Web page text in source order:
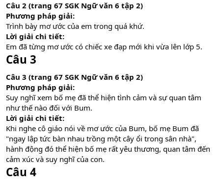
Câu 2 (trang 67 SGK Ngữ văn 6 tập 2)
Phương pháp giải:
Trình bày mơ ước của em trong quá khứ.
Lời giải chi tiết:
Em đã từng mơ ước có chiếc xe đạp mới khi vừa lên lớp 5.
Câu 3
Câu 3 (trang 67 SGK Ngữ văn 6 tập 2)
Phương pháp giải:
Suy nghĩ xem bố mẹ đã thể hiện tình cảm và sự quan tâm
như thế nào đối với Bum.
Lời giải chi tiết:
Khi nghe cô giáo nói về mơ ước của Bum, bố mẹ Bum đã
"ngay lập tức bàn nhau trồng một cây ổi trong sân nhà",
hành động đó thể hiện bố mẹ rất yêu thương, quan tâm đến
cảm xúc và suy nghĩ của con.
Câu 4